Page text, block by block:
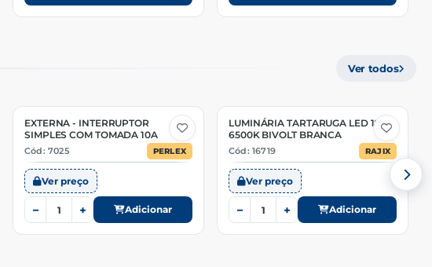
Ver todos
EXTERNA - INTERRUPTOR
SIMPLES COM TOMADA 10A
Cód: 7025 PERLEX
Ver preço
− + Adicionar
LUMINÁRIA TARTARUGA LED 18W
6500K BIVOLT BRANCA
Cód: 16719 RAJIX
Ver preço
− + Adicionar